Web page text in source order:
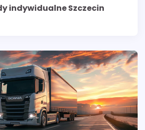
indywidualne Szczecin